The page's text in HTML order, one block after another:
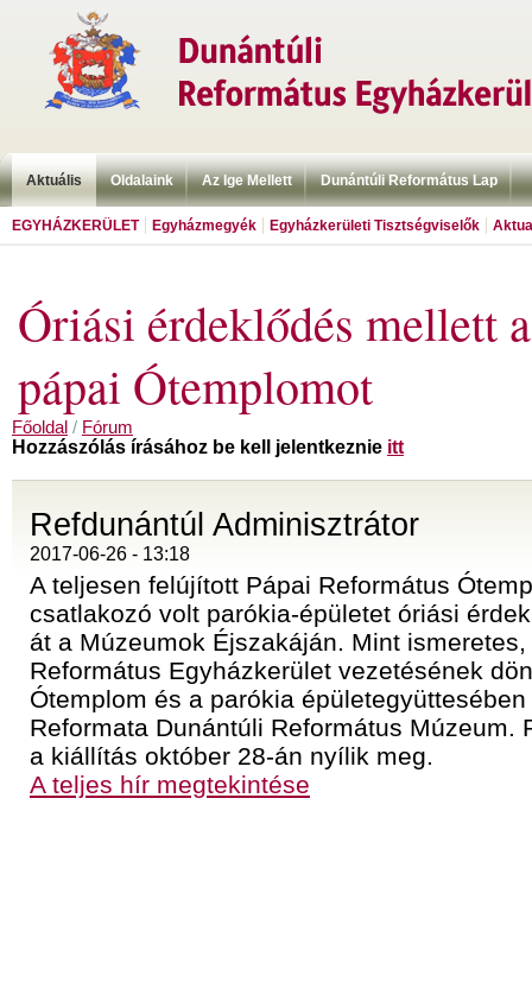
Aktuális Oldalaink Az Ige Mellett Dunántúli Református Lap
EGYHÁZKERÜLET Egyházmegyék Egyházkerületi Tisztségviselők
Óriási érdeklődés mellett
pápai Ótemplomot
Főoldal / Fórum
Hozzászólás írásához be kell jelentkeznie itt
Refdunántúl Adminisztrátor
2017-06-26 - 13:18
A teljesen felújított Pápai Református
csatlakozó volt parókia-épületet óriási
át a Múzeumok Éjszakáján. Mint
Református Egyházkerület vezetésének
Ótemplom és a parókia
Reformata Dunántúli Református Múzeum.
a kiállítás október 28-án nyílik meg.
A teljes hír megtekintése